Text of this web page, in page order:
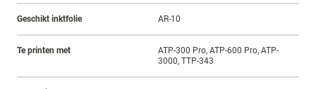
Geschikt inktfolie AR-10
Te printen met
ATP-300 Pro, ATP-600 Pro, ATP-
3000, TTP-343